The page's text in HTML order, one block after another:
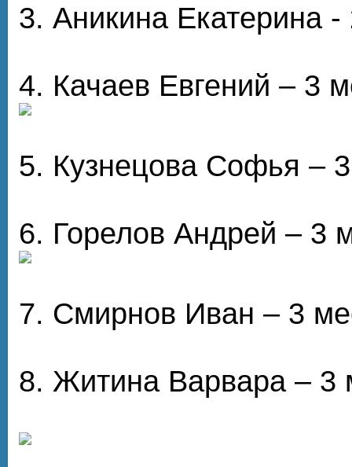
3. Аникина Екатерина -
4. Качаев Евгений – 3
5. Кузнецова Софья –
6. Горелов Андрей – 3
7. Смирнов Иван – 3
8. Житина Варвара – 3